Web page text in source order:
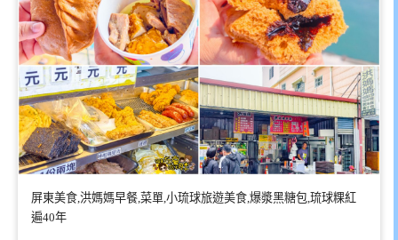
屏東美食,洪媽媽早餐,菜單,小琉球旅遊美食,爆漿黑糖包,琉球粿紅
遍40年